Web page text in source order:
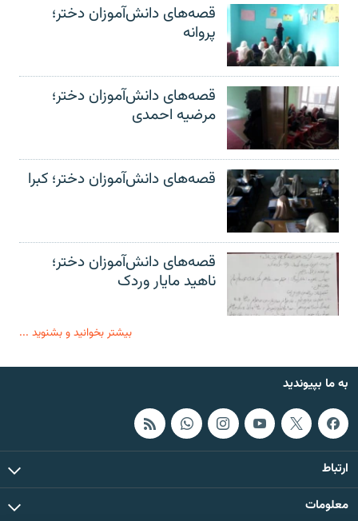
قصه‌های دانش‌آموزان دختر؛
پروانه
قصه‌های دانش‌آموزان دختر؛
مرضیه احمدی
قصه‌های دانش‌آموزان دختر؛ کبرا
قصه‌های دانش‌آموزان دختر؛
ناهید مایار وردک
بیشتر بخوانید و بشنوید ...
به ما بپیوندید
ارتباط
معلومات